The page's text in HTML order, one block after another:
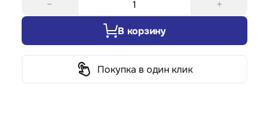
− +
В корзину
Покупка в один клик